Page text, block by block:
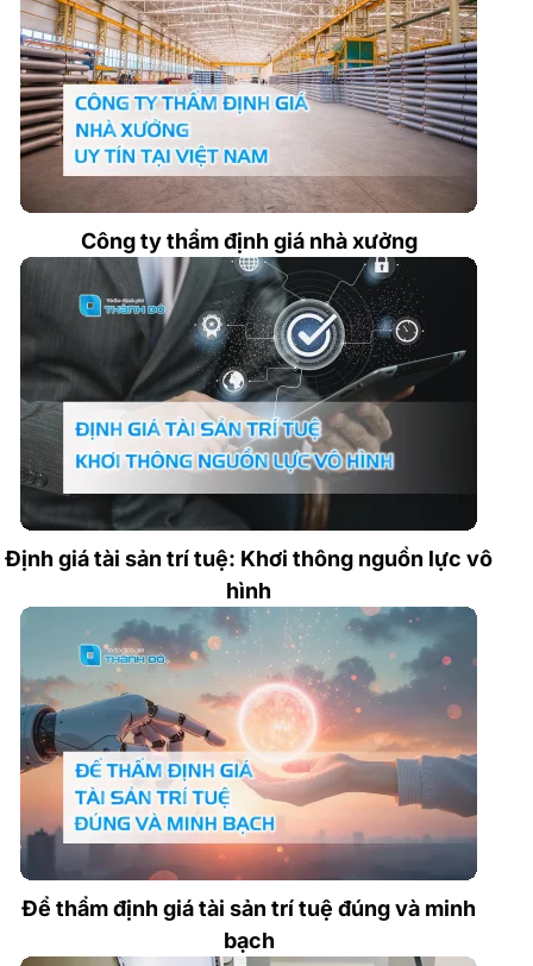
Công ty thẩm định giá nhà xưởng
Định giá tài sản trí tuệ: Khơi thông nguồn lực vô
hình
Để thẩm định giá tài sản trí tuệ đúng và minh
bạch